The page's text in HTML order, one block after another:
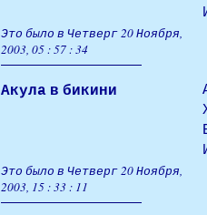
Это было в Четверг 20 Ноября,
2003, 05 : 57 : 34
Акула в бикини
Это было в Четверг 20 Ноября,
2003, 15 : 33 : 11